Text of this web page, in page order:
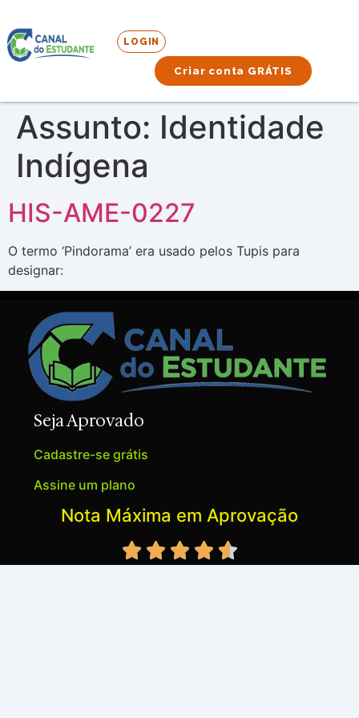
LOGIN
Criar conta GRÁTIS
Assunto: Identidade
Indígena
HIS-AME-0227
O termo ‘Pindorama’ era usado pelos Tupis para
designar:
Seja Aprovado
Cadastre-se grátis
Assine um plano
Nota Máxima em Aprovação